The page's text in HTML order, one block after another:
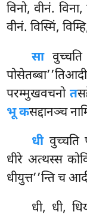
विनो, वीनं. विना,
वीनं. विस्मिं,
सावुच्चति
परम्मुखवचनोत
भू कसद्दानञ्च
धीवुच्चति
धीरे अत्थस्स
धीयुत्त’’न्ति च
धी, धी,